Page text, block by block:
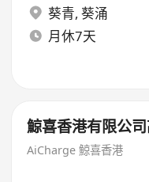
葵青, 葵涌
月休7天
鯨喜香港有限公
AiCharge 鯨喜香港